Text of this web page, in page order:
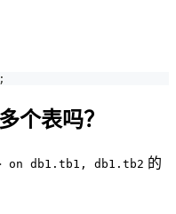
;
个表吗？
on db1.tb1, db1.tb2 的